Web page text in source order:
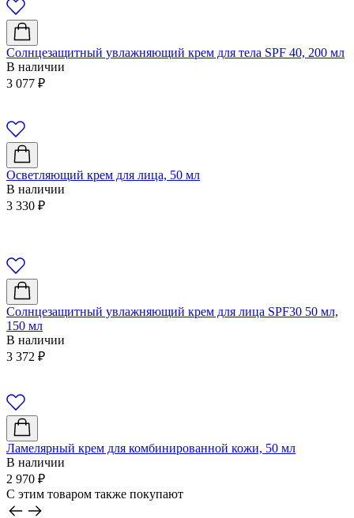
Солнцезащитный увлажняющий крем для тела SPF 40, 200 мл
В наличии
3 077 ₽
Осветляющий крем для лица, 50 мл
В наличии
3 330 ₽
Солнцезащитный увлажняющий крем для лица SPF30 50 мл,
150 мл
В наличии
3 372 ₽
Ламелярный крем для комбинированной кожи, 50 мл
В наличии
2 970 ₽
C этим товаром также покупают